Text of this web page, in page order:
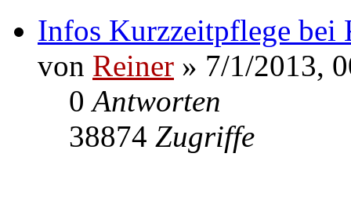
Infos Kurzzeitpflege bei
von Reiner » 7/1/2013,
0Antworten
38874 Zugriffe